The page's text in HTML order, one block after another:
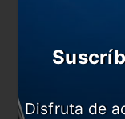
Dejá tu opinión
Disfruta de